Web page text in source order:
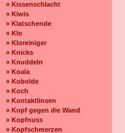
» Kissenschlacht
» Kiwis
» Klatschende
» Klo
» Kloreiniger
» Knicks
» Knuddeln
» Koala
» Kobolde
» Koch
» Kontaktlinsen
» Kopf gegen die Wand
» Kopfnuss
» Kopfschmerzen